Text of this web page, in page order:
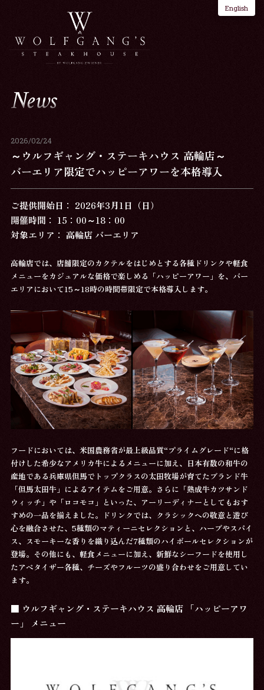
English
News
2026/02/24
～ウルフギャング・ステーキハウス 高輪店～
バーエリア限定でハッピーアワーを本格導入
ご提供開始日： 2026年3月1日（日）
開催時間： 15：00～18：00
対象エリア： 高輪店 バーエリア
高輪店では、店舗限定のカクテルをはじめとする各種ドリンクや軽食
メニューをカジュアルな価格で楽しめる「ハッピーアワー」を、バー
エリアにおいて15～18時の時間帯限定で本格導入します。
フードにおいては、米国農務省が最上級品質“プライムグレード“に格
付けした希少なアメリカ牛によるメニューに加え、日本有数の和牛の
産地である兵庫県但馬でトップクラスの太田牧場が育てたブランド牛
「但馬太田牛」によるアイテムをご用意。さらに「熟成牛カツサンド
ウィッチ」や「ロコモコ」といった、アーリーディナーとしてもおす
すめの一品を揃えました。ドリンクでは、クラシックへの敬意と遊び
心を融合させた、5種類のマティーニセレクションと、ハーブやスパイ
ス、スモーキーな香りを織り込んだ7種類のハイボールセレクションが
登場。その他にも、軽食メニューに加え、新鮮なシーフードを使用し
たアペタイザー各種、チーズやフルーツの盛り合わせをご用意してい
ます。
■ ウルフギャング・ステーキハウス 高輪店 「ハッピーアワ
ー」 メニュー